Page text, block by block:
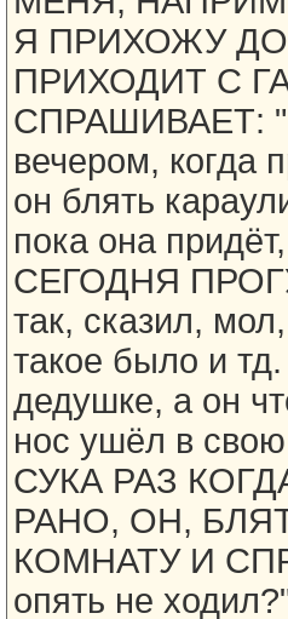
Я ПРИХОЖУ
ПРИХОДИТ С
СПРАШИВАЕТ:
вечером, когда
он блять
пока она
СЕГОДНЯ
так, сказил,
такое было и
дедушке, а он
нос ушёл в
СУКА РАЗ
РАНО, ОН,
КОМНАТУ И
опять не